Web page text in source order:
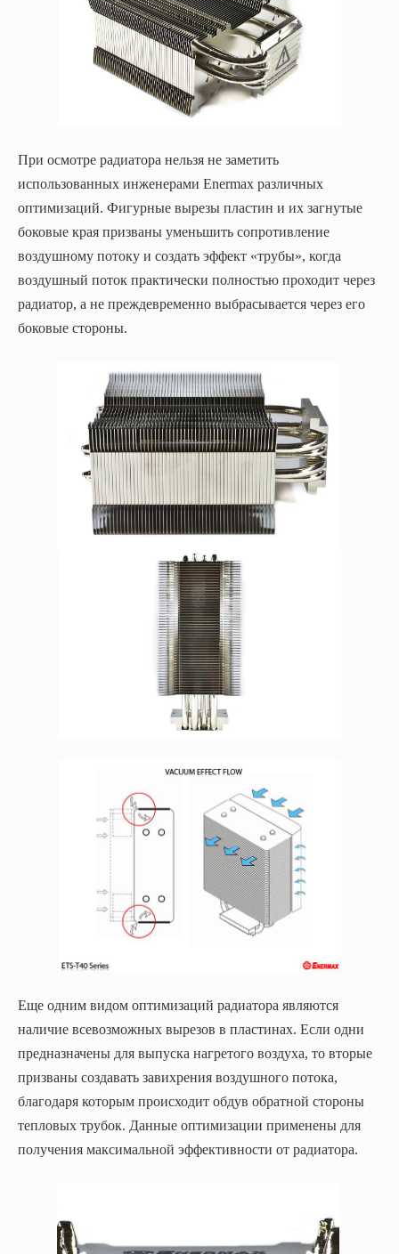
При осмотре радиатора нельзя не заметить
использованных инженерами Enermax различных
оптимизаций. Фигурные вырезы пластин и их загнутые
боковые края призваны уменьшить сопротивление
воздушному потоку и создать эффект «трубы», когда
воздушный поток практически полностью проходит через
радиатор, а не преждевременно выбрасывается через его
боковые стороны.
Еще одним видом оптимизаций радиатора являются
наличие всевозможных вырезов в пластинах. Если одни
предназначены для выпуска нагретого воздуха, то вторые
призваны создавать завихрения воздушного потока,
благодаря которым происходит обдув обратной стороны
тепловых трубок. Данные оптимизации применены для
получения максимальной эффективности от радиатора.